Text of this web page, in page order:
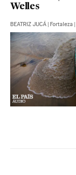
Welles
BEATRIZ JUCÁ | Fortaleza |